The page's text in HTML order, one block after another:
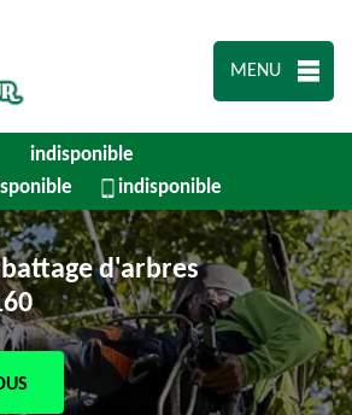
MENU
indisponible
indisponible
d'arbres